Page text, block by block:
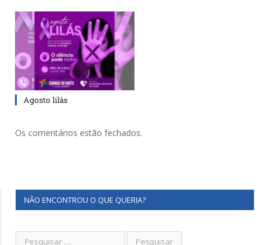
Agosto lilás
Os comentários estão fechados.
NÃO ENCONTROU O QUE QUERIA?